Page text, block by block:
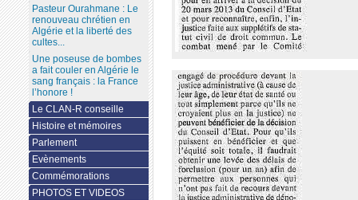
Pasteur Ourahmane : Le
renouveau chrétien en
Algérie et la liberté des
cultes...
Une poseuse de bombes
a fait couler en Algérie le
sang français : la France
l’honore !
Le CLAN-R conseille
Histoire et mémoires
Parlement
Evènements
Commémorations
PHOTOS ET VIDEOS